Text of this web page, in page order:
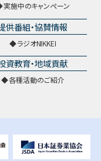
実施中のキャンペーン
供番組・協賛情報
ラジオNIKKEI
資教育・地域貢献
各種活動のご紹介